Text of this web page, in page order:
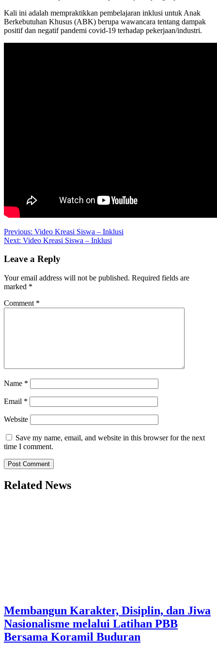
Kali ini adalah mempraktikkan pembelajaran inklusi untuk Anak
Berkebutuhan Khusus (ABK) berupa wawancara tentang dampak
positif dan negatif pandemi covid-19 terhadap pekerjaan/industri.
Post
navigation
Previous: Video Kreasi Siswa – Inklusi
Next: Video Kreasi Siswa – Inklusi
Leave a Reply
Your email address will not be published. Required fields are
marked *
Comment *
Name *
Email *
Website
Save my name, email, and website in this browser for the next
time I comment.
Related News
Membangun Karakter, Disiplin, dan Jiwa
Nasionalisme melalui Latihan PBB
Bersama Koramil Buduran